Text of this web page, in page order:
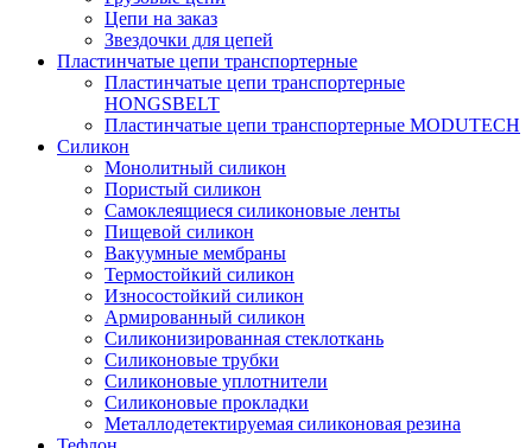
Цепи на заказ
Звездочки для цепей
Пластинчатые цепи транспортерные
Пластинчатые цепи транспортерные
HONGSBELT
Пластинчатые цепи транспортерные MODUTECH
Силикон
Монолитный силикон
Пористый силикон
Самоклеящиеся силиконовые ленты
Пищевой силикон
Вакуумные мембраны
Термостойкий силикон
Износостойкий силикон
Армированный силикон
Силиконизированная стеклоткань
Силиконовые трубки
Силиконовые уплотнители
Силиконовые прокладки
Металлодетектируемая силиконовая резина